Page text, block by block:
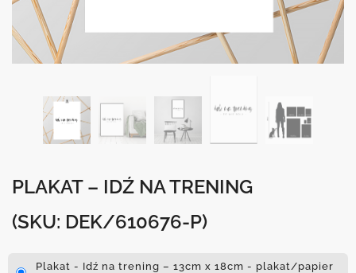
PLAKAT – IDŹ NA TRENING
(SKU: DEK/610676-P)
Plakat - Idź na trening – 13cm x 18cm - plakat/papier